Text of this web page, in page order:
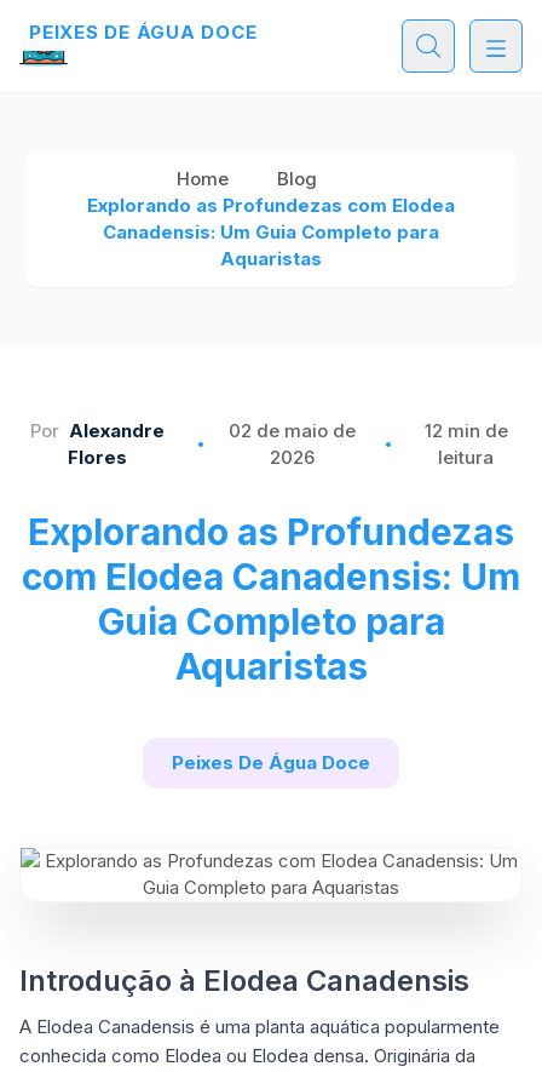
Home
Blog
Explorando as Profundezas com Elodea
Canadensis: Um Guia Completo para
Aquaristas
Por Alexandre
Flores
02 de maio de
2026
12 min de
leitura
Explorando as Profundezas
com Elodea Canadensis: Um
Guia Completo para
Aquaristas
Peixes De Água Doce
Introdução à Elodea Canadensis
A Elodea Canadensis é uma planta aquática popularmente
conhecida como Elodea ou Elodea densa. Originária da
PEIXES DE ÁGUA DOCE